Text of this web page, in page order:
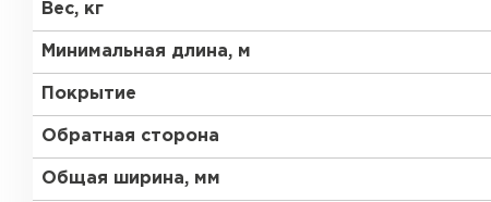
Вес, кг
Минимальная длина, м
Покрытие
Обратная сторона
Общая ширина, мм